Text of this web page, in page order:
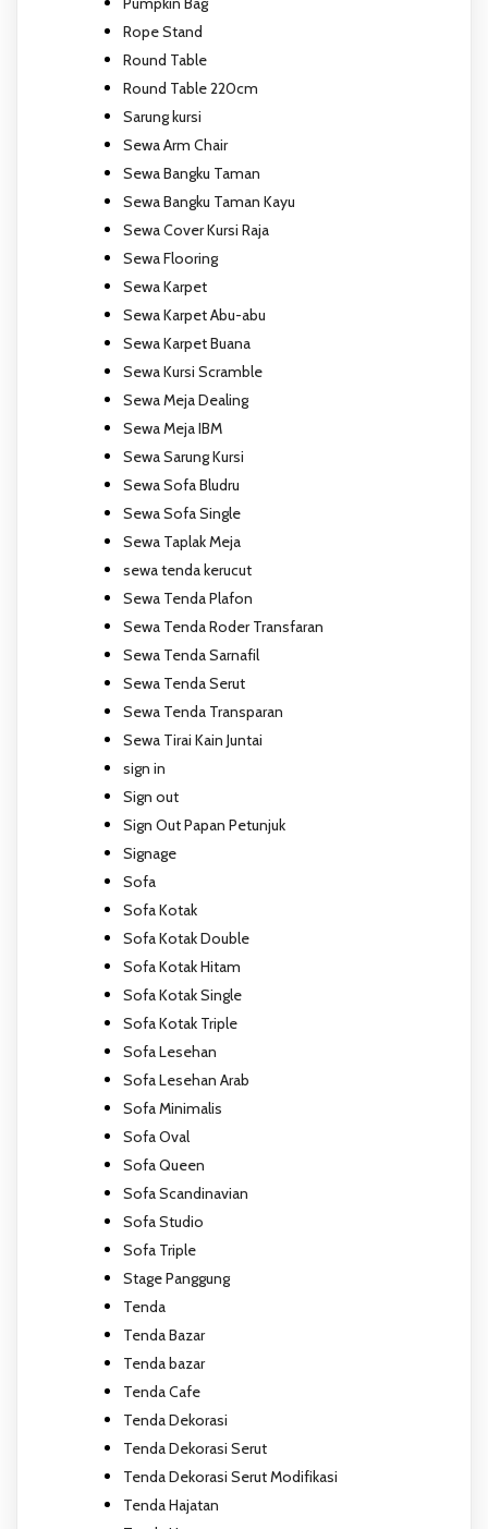
Rope Stand
Round Table
Round Table 220cm
Sarung kursi
Sewa Arm Chair
Sewa Bangku Taman
Sewa Bangku Taman Kayu
Sewa Cover Kursi Raja
Sewa Flooring
Sewa Karpet
Sewa Karpet Abu-abu
Sewa Karpet Buana
Sewa Kursi Scramble
Sewa Meja Dealing
Sewa Meja IBM
Sewa Sarung Kursi
Sewa Sofa Bludru
Sewa Sofa Single
Sewa Taplak Meja
sewa tenda kerucut
Sewa Tenda Plafon
Sewa Tenda Roder Transfaran
Sewa Tenda Sarnafil
Sewa Tenda Serut
Sewa Tenda Transparan
Sewa Tirai Kain Juntai
sign in
Sign out
Sign Out Papan Petunjuk
Signage
Sofa
Sofa Kotak
Sofa Kotak Double
Sofa Kotak Hitam
Sofa Kotak Single
Sofa Kotak Triple
Sofa Lesehan
Sofa Lesehan Arab
Sofa Minimalis
Sofa Oval
Sofa Queen
Sofa Scandinavian
Sofa Studio
Sofa Triple
Stage Panggung
Tenda
Tenda Bazar
Tenda bazar
Tenda Cafe
Tenda Dekorasi
Tenda Dekorasi Serut
Tenda Dekorasi Serut Modifikasi
Tenda Hajatan